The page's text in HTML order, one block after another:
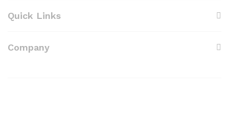
Quick Links
Company